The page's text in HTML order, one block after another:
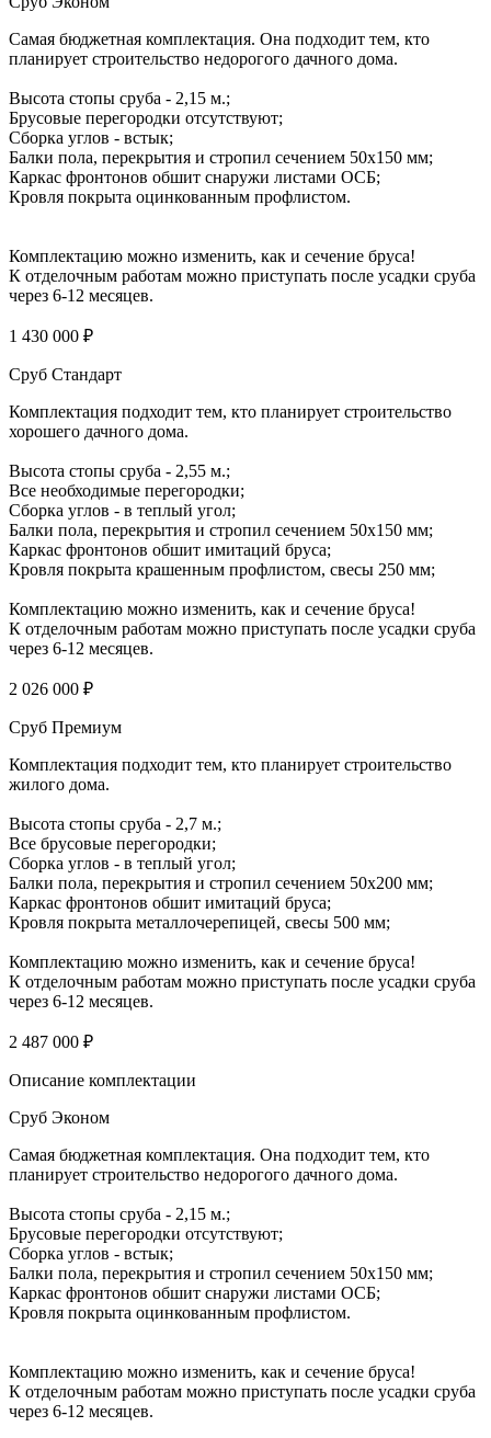
Самая бюджетная комплектация. Она подходит тем, кто
планирует строительство недорогого дачного дома.
Высота стопы сруба - 2,15 м.;
Брусовые перегородки отсутствуют;
Сборка углов - встык;
Балки пола, перекрытия и стропил сечением 50х150 мм;
Каркас фронтонов обшит снаружи листами ОСБ;
Кровля покрыта оцинкованным профлистом.
Комплектацию можно изменить, как и сечение бруса!
К отделочным работам можно приступать после усадки сруба
через 6-12 месяцев.
1 430 000 ₽
Сруб Стандарт
Комплектация подходит тем, кто планирует строительство
хорошего дачного дома.
Высота стопы сруба - 2,55 м.;
Все необходимые перегородки;
Сборка углов - в теплый угол;
Балки пола, перекрытия и стропил сечением 50х150 мм;
Каркас фронтонов обшит имитаций бруса;
Кровля покрыта крашенным профлистом, свесы 250 мм;
Комплектацию можно изменить, как и сечение бруса!
К отделочным работам можно приступать после усадки сруба
через 6-12 месяцев.
2 026 000 ₽
Сруб Премиум
Комплектация подходит тем, кто планирует строительство
жилого дома.
Высота стопы сруба - 2,7 м.;
Все брусовые перегородки;
Сборка углов - в теплый угол;
Балки пола, перекрытия и стропил сечением 50х200 мм;
Каркас фронтонов обшит имитаций бруса;
Кровля покрыта металлочерепицей, свесы 500 мм;
Комплектацию можно изменить, как и сечение бруса!
К отделочным работам можно приступать после усадки сруба
через 6-12 месяцев.
2 487 000 ₽
Описание комплектации
Сруб Эконом
Самая бюджетная комплектация. Она подходит тем, кто
планирует строительство недорогого дачного дома.
Высота стопы сруба - 2,15 м.;
Брусовые перегородки отсутствуют;
Сборка углов - встык;
Балки пола, перекрытия и стропил сечением 50х150 мм;
Каркас фронтонов обшит снаружи листами ОСБ;
Кровля покрыта оцинкованным профлистом.
Комплектацию можно изменить, как и сечение бруса!
К отделочным работам можно приступать после усадки сруба
через 6-12 месяцев.